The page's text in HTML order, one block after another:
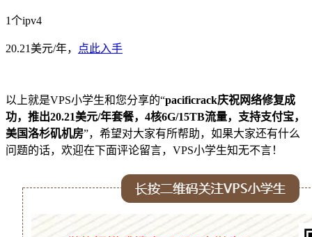
1个ipv4
20.21美元/年， 点此入手
以上就是VPS小学生和您分享的“pacificrack庆祝网络修复成
功，推出20.21美元/年套餐，4核6G/15TB流量，支持支付宝，
美国洛杉矶机房”，希望对大家有所帮助，如果大家还有什么
问题的话，欢迎在下面评论留言，VPS小学生知无不言！